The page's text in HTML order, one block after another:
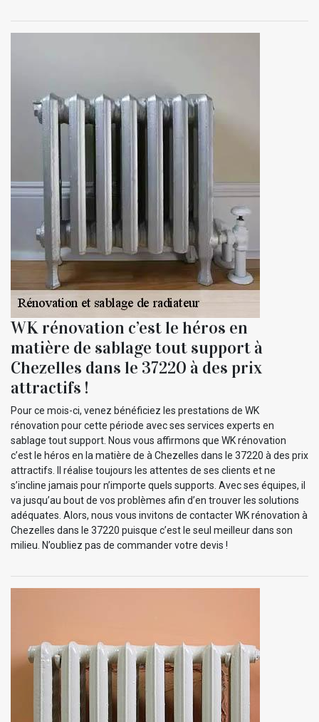
WK rénovation c’est le héros en
matière de sablage tout support à
Chezelles dans le 37220 à des prix
attractifs !
Pour ce mois-ci, venez bénéficiez les prestations de WK
rénovation pour cette période avec ses services experts en
sablage tout support. Nous vous affirmons que WK rénovation
c’est le héros en la matière de à Chezelles dans le 37220 à des prix
attractifs. Il réalise toujours les attentes de ses clients et ne
s’incline jamais pour n’importe quels supports. Avec ses équipes, il
va jusqu’au bout de vos problèmes afin d’en trouver les solutions
adéquates. Alors, nous vous invitons de contacter WK rénovation à
Chezelles dans le 37220 puisque c’est le seul meilleur dans son
milieu. N’oubliez pas de commander votre devis !